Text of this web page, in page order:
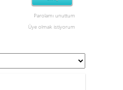
Parolamı unuttum
Üye olmak istiyorum